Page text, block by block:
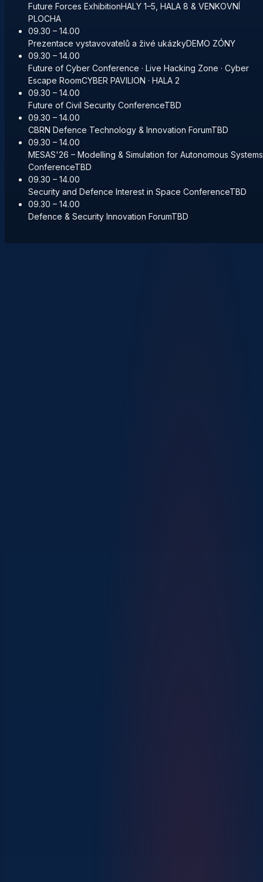
Future Forces ExhibitionHALY 1–5, HALA 8 & VENKOVNÍ
PLOCHA
09.30 – 14.00
Prezentace vystavovatelů a živé ukázkyDEMO ZÓNY
09.30 – 14.00
Future of Cyber Conference · Live Hacking Zone · Cyber
Escape RoomCYBER PAVILION · HALA 2
09.30 – 14.00
Future of Civil Security ConferenceTBD
09.30 – 14.00
CBRN Defence Technology & Innovation ForumTBD
09.30 – 14.00
MESAS'26 – Modelling & Simulation for Autonomous Systems
ConferenceTBD
09.30 – 14.00
Security and Defence Interest in Space ConferenceTBD
09.30 – 14.00
Defence & Security Innovation ForumTBD